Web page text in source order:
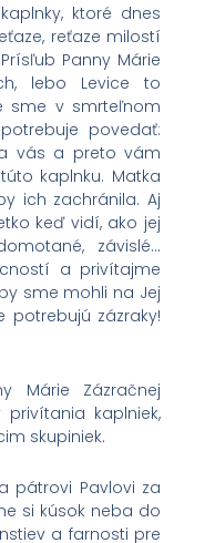
ktoré dnes
reťaze milostí
Panny Márie
lebo Levice to
sme v smrteľnom
povedať:
vás a preto vám
kaplnku. Matka
ich zachránila. Aj
keď vidí, ako jej
závislé…
a privítajme
sme mohli na Jej
Márie Zázračnej
kaplniek,
skupiniek.
pátrovi Pavlovi za
si kúsok neba do
a farnosti pre